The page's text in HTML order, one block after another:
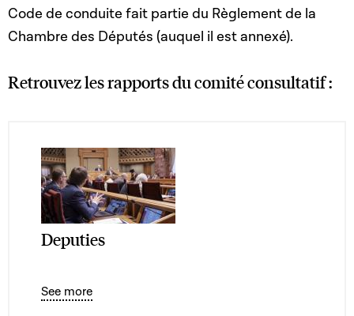
Code de conduite fait partie du Règlement de la
Chambre des Députés (auquel il est annexé).
Retrouvez les rapports du comité consultatif :
Deputies
See more